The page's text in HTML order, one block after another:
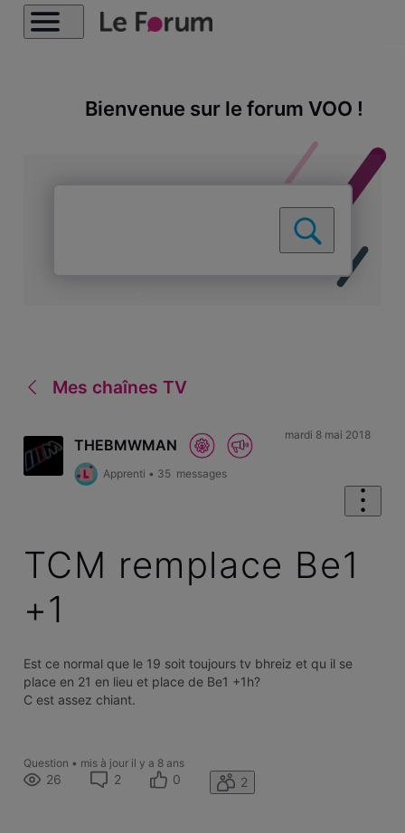
Bienvenue sur le forum VOO !
Mes chaînes TV
THEBMWMAN
Apprenti • 35 messages
mardi 8 mai 2018
TCM remplace Be1
+1
Est ce normal que le 19 soit toujours tv bhreiz et qu il se
place en 21 en lieu et place de Be1 +1h?
C est assez chiant.
Question • mis à jour il y a 8 ans
26 2 0 2